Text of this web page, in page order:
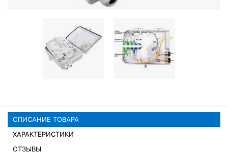
Комплектующие ПК
ОПИСАНИЕ ТОВАРА
ХАРАКТЕРИСТИКИ
ОТЗЫВЫ